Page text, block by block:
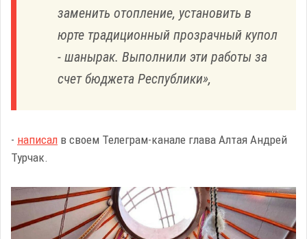
заменить отопление, установить в
юрте традиционный прозрачный купол
- шанырак. Выполнили эти работы за
счет бюджета Республики»,
- написал в своем Телеграм-канале глава Алтая Андрей
Турчак.